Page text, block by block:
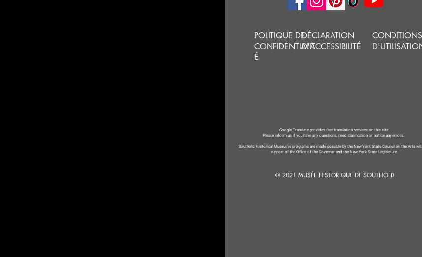
POLITIQUE DE
CONFIDENTIALIT
É
DÉCLARATION
D'ACCESSIBILITÉ
CONDITIONS
Google Translate provides free translation services on this site.
Please inform us if you have any questions, need clarification or notice any errors.
Southold Historical Museum's programs are made possible by the New York State Council on the Arts
support of the Office of the Governor and the New York State Legislature.
© 2021 MUSÉE HISTORIQUE DE SOUTHOLD